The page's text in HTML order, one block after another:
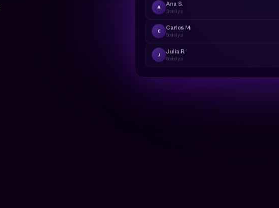
A Ana S.
2minil y a
C Carlos M.
5minil y a
J Julia R.
8minil y a